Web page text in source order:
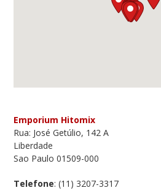
Emporium Hitomix
Rua: José Getúlio, 142 A
Liberdade
Sao Paulo 01509-000
Telefone: (11) 3207-3317